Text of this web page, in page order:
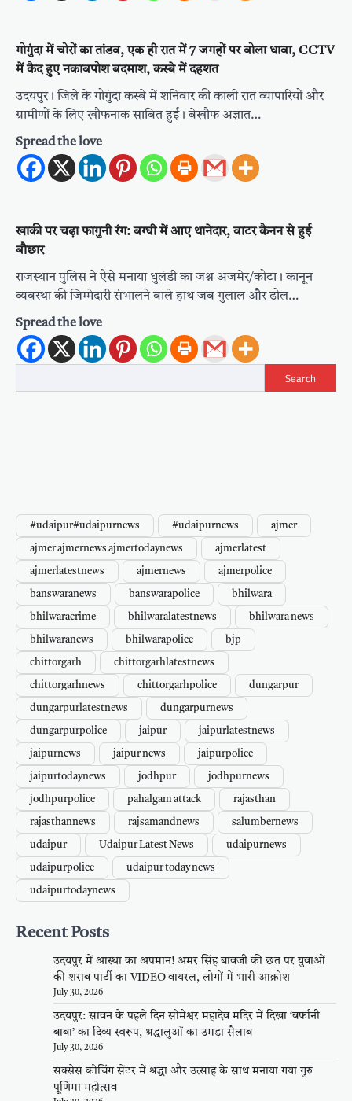
गोगुंदा में चोरों का तांडव, एक ही रात में 7 जगहों पर बोला धावा, CCTV
में कैद हुए नकाबपोश बदमाश, कस्बे में दहशत
उदयपुर। जिले के गोगुंदा कस्बे में शनिवार की काली रात व्यापारियों और
ग्रामीणों के लिए खौफनाक साबित हुई। बेखौफ अज्ञात…
Spread the love
खाकी पर चढ़ा फागुनी रंग: बग्घी में आए थानेदार, वाटर कैनन से हुई
बौछार
राजस्थान पुलिस ने ऐसे मनाया धुलंडी का जश्न अजमेर/कोटा। कानून
व्यवस्था की जिम्मेदारी संभालने वाले हाथ जब गुलाल और ढोल…
Spread the love
Search
#udaipur#udaipurnews #udaipurnews ajmer
ajmer ajmernews ajmertodaynews ajmerlatest
ajmerlatestnews ajmernews ajmerpolice
banswaranews banswarapolice bhilwara
bhilwaracrime bhilwaralatestnews bhilwara news
bhilwaranews bhilwarapolice bjp
chittorgarh chittorgarhlatestnews
chittorgarhnews chittorgarhpolice dungarpur
dungarpurlatestnews dungarpurnews
dungarpurpolice jaipur jaipurlatestnews
jaipurnews jaipur news jaipurpolice
jaipurtodaynews jodhpur jodhpurnews
jodhpurpolice pahalgam attack rajasthan
rajasthannews rajsamandnews salumbernews
udaipur Udaipur Latest News udaipurnews
udaipurpolice udaipur today news
udaipurtodaynews
Recent Posts
उदयपुर में आस्था का अपमान! अमर सिंह बावजी की छत पर युवाओं
की शराब पार्टी का VIDEO वायरल, लोगों में भारी आक्रोश
July 30, 2026
उदयपुर: सावन के पहले दिन सोमेश्वर महादेव मंदिर में दिखा ‘बर्फानी
बाबा’ का दिव्य स्वरूप, श्रद्धालुओं का उमड़ा सैलाब
July 30, 2026
सक्सेस कोचिंग सेंटर में श्रद्धा और उत्साह के साथ मनाया गया गुरु
पूर्णिमा महोत्सव